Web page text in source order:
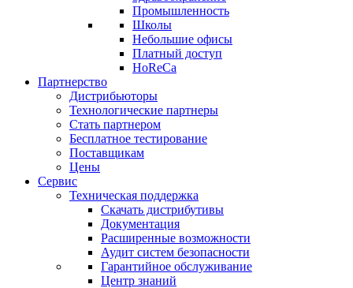
Промышленность
Школы
Небольшие офисы
Платный доступ
HoReCa
Партнерство
Дистрибьюторы
Технологические партнеры
Стать партнером
Бесплатное тестирование
Поставщикам
Цены
Сервис
Техническая поддержка
Скачать дистрибутивы
Документация
Расширенные возможности
Аудит систем безопасности
Гарантийное обслуживание
Центр знаний